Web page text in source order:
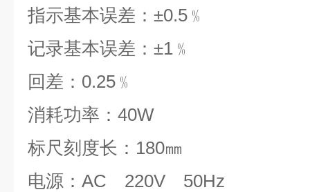
指示基本误差：±0.5﹪
记录基本误差：±1﹪
回差：0.25﹪
消耗功率：40W
标尺刻度长：180㎜
电源：AC 220V 50Hz